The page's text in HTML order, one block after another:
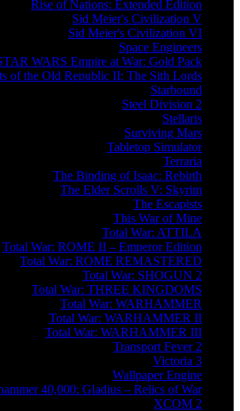
Rise of Nations: Extended Edition
Sid Meier's Civilization V
Sid Meier's Civilization VI
Space Engineers
WARS Empire at War: Gold Pack
of the Old Republic II: The Sith Lords
Starbound
Steel Division 2
Stellaris
Surviving Mars
Tabletop Simulator
Terraria
The Binding of Isaac: Rebirth
The Elder Scrolls V: Skyrim
The Escapists
This War of Mine
Total War: ATTILA
Total War: ROME II – Emperor Edition
Total War: ROME REMASTERED
Total War: SHOGUN 2
Total War: THREE KINGDOMS
Total War: WARHAMMER
Total War: WARHAMMER II
Total War: WARHAMMER III
Transport Fever 2
Victoria 3
Wallpaper Engine
40,000: Gladius – Relics of War
XCOM 2